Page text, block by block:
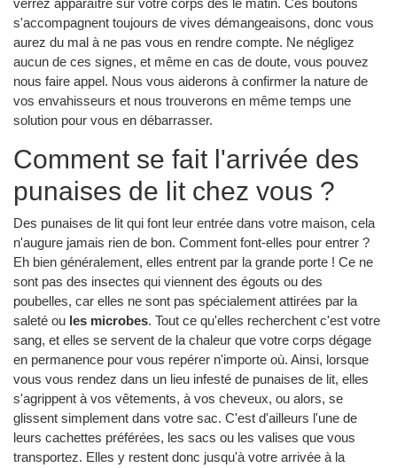
s'accompagnent toujours de vives démangeaisons, donc vous
aurez du mal à ne pas vous en rendre compte. Ne négligez
aucun de ces signes, et même en cas de doute, vous pouvez
nous faire appel. Nous vous aiderons à confirmer la nature de
vos envahisseurs et nous trouverons en même temps une
solution pour vous en débarrasser.
Comment se fait l'arrivée des
punaises de lit chez vous ?
Des punaises de lit qui font leur entrée dans votre maison, cela
n'augure jamais rien de bon. Comment font-elles pour entrer ?
Eh bien généralement, elles entrent par la grande porte ! Ce ne
sont pas des insectes qui viennent des égouts ou des
poubelles, car elles ne sont pas spécialement attirées par la
saleté ou les microbes. Tout ce qu'elles recherchent c'est votre
sang, et elles se servent de la chaleur que votre corps dégage
en permanence pour vous repérer n'importe où. Ainsi, lorsque
vous vous rendez dans un lieu infesté de punaises de lit, elles
s'agrippent à vos vêtements, à vos cheveux, ou alors, se
glissent simplement dans votre sac. C'est d'ailleurs l'une de
leurs cachettes préférées, les sacs ou les valises que vous
transportez. Elles y restent donc jusqu'à votre arrivée à la